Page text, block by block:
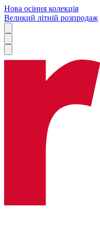
Нова осіння колекція
Великий літній розпродаж